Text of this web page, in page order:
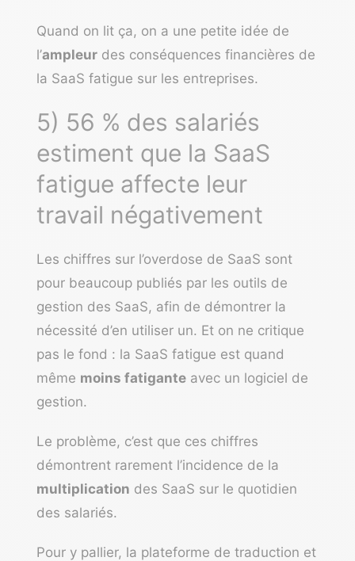
Quand on lit ça, on a une petite idée de
l’ampleur des conséquences financières de
la SaaS fatigue sur les entreprises.
5) 56 % des salariés
estiment que la SaaS
fatigue affecte leur
travail négativement
Les chiffres sur l’overdose de SaaS sont
pour beaucoup publiés par les outils de
gestion des SaaS, afin de démontrer la
nécessité d’en utiliser un. Et on ne critique
pas le fond : la SaaS fatigue est quand
même moins fatigante avec un logiciel de
gestion.
Le problème, c’est que ces chiffres
démontrent rarement l’incidence de la
multiplication des SaaS sur le quotidien
des salariés.
Pour y pallier, la plateforme de traduction et